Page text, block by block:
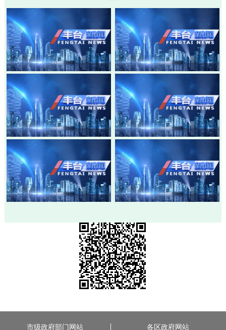
20260807-丰台新闻
20260805-丰台新闻
20260803-丰台新闻
20260730-丰台新闻
20260728-丰台新闻
市级政府部门网站 各区政府网站